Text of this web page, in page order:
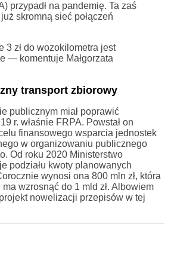
przypadł na pandemię. Ta zaś
skromną sieć połączeń
3 zł do wozokilometra jest
— komentuje Małgorzata
transport zbiorowy
publicznym miał poprawić
r. właśnie FRPA. Powstał on
finansowego wsparcia jednostek
w organizowaniu publicznego
Od roku 2020 Ministerstwo
podziału kwoty planowanych
wynosi ona 800 mln zł, która
wzrosnąć do 1 mld zł. Albowiem
nowelizacji przepisów w tej